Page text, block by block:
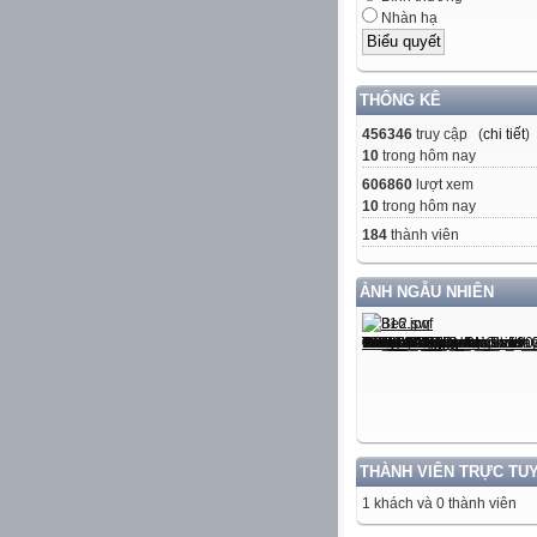
Nhàn hạ
THỐNG KÊ
456346 truy cập (chi tiết)
10 trong hôm nay
606860 lượt xem
10 trong hôm nay
184 thành viên
ẢNH NGẪU NHIÊN
THÀNH VIÊN TRỰC
1 khách và 0 thành viên